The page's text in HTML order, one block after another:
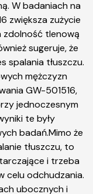
W badaniach na
zwiększa zużycie
zdolność tlenową
sugeruje, że
spalania tłuszczu.
mężczyzn
GW-501516,
jednoczesnym
te były
badań.Mimo że
tłuszczu, to
i trzeba
celu odchudzania.
ubocznych i